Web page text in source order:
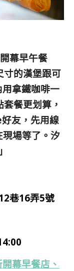
幕早午餐
寸的漢堡跟可
拿鐵咖啡一
餐更划算，
友，先用線
場等了。汐
」
巷16弄5號
幕早餐店、